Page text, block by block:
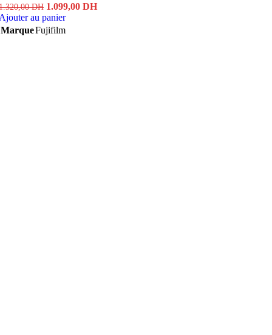
DH Le
prix
initial
était :
1.099,00 DHLe
au panier
MarqueFujifilm